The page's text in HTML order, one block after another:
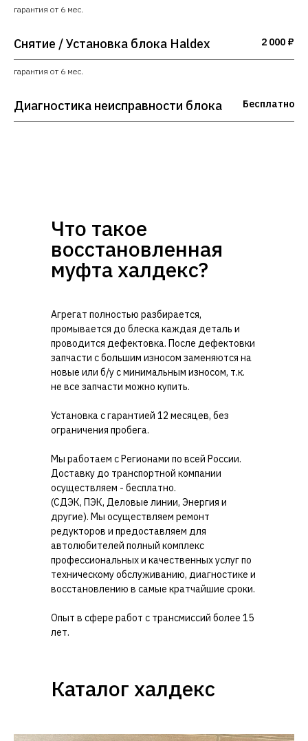
гарантия от 6 мес.
Снятие / Установка блока Haldex 2 000 ₽
гарантия от 6 мес.
Диагностика неисправности блока Бесплатно
Что такое
восстановленная
муфта халдекс?
Агрегат полностью разбирается,
промывается до блеска каждая деталь и
проводится дефектовка. После дефектовки
запчасти с большим износом заменяются на
новые или б/у с минимальным износом, т.к.
не все запчасти можно купить.
Установка с гарантией 12 месяцев, без
ограничения пробега.
Мы работаем с Регионами по всей России.
Доставку до транспортной компании
осуществляем - бесплатно.
(СДЭК, ПЭК, Деловые линии, Энергия и
другие). Мы осуществляем ремонт
редукторов и предоставляем для
автолюбителей полный комплекс
профессиональных и качественных услуг по
техническому обслуживанию, диагностике и
восстановлению в самые кратчайшие сроки.
Опыт в сфере работ с трансмиссий более 15
лет.
Каталог халдекс